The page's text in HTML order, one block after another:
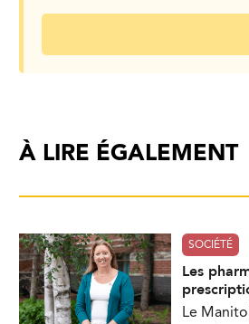
À LIRE ÉGALEMENT
SOCIÉTÉ
Les
Le